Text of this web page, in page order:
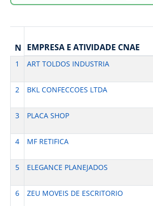
N EMPRESA E ATIVIDADE CNAE
1 ART TOLDOS INDUSTRIA
2
BKL CONFECCOES LTDA
3
PLACA SHOP
4
MF RETIFICA
5
ELEGANCE PLANEJADOS
6
ZEU MOVEIS DE ESCRITORIO